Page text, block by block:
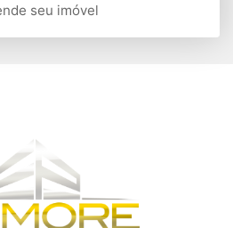
seu imóvel